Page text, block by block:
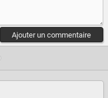
Ajouter un commentaire